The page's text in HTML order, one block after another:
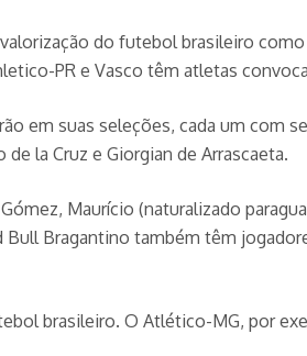
do futebol brasileiro
PR e Vasco têm atletas
em suas seleções, cada um com
la Cruz e Giorgian de Arrascaeta.
Maurício (naturalizado
Bragantino também têm
brasileiro. O Atlético-MG, por